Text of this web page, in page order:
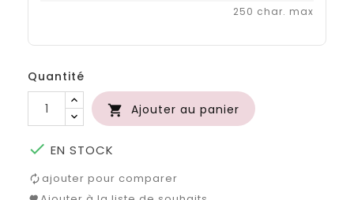
250 char. max
Quantité
 Ajouter au panier
 EN STOCK
ajouter pour comparer